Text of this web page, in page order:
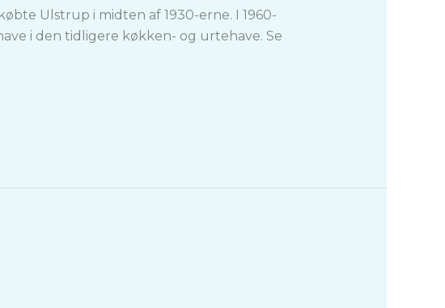
Ulstrup i midten af 1930-erne. I 1960-
i den tidligere køkken- og urtehave. Se